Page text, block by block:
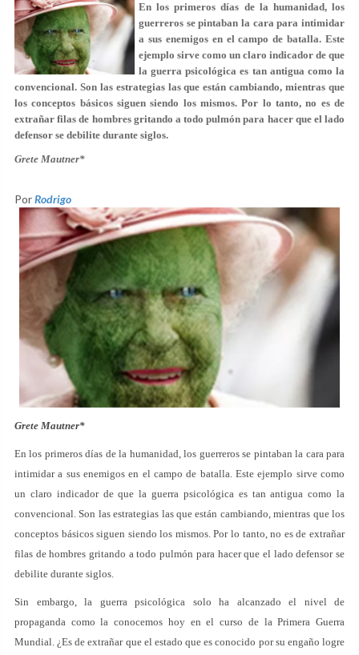
En los primeros días de la humanidad, los
guerreros se pintaban la cara para intimidar
a sus enemigos en el campo de batalla. Este
ejemplo sirve como un claro indicador de que
la guerra psicológica es tan antigua como la
convencional. Son las estrategias las que están cambiando, mientras que
los conceptos básicos siguen siendo los mismos. Por lo tanto, no es de
extrañar filas de hombres gritando a todo pulmón para hacer que el lado
defensor se debilite durante siglos.
Grete Mautner*
PorRodrigo
Grete Mautner*
En los primeros días de la humanidad, los guerreros se pintaban la cara para
intimidar a sus enemigos en el campo de batalla. Este ejemplo sirve como
un claro indicador de que la guerra psicológica es tan antigua como la
convencional. Son las estrategias las que están cambiando, mientras que los
conceptos básicos siguen siendo los mismos. Por lo tanto, no es de extrañar
filas de hombres gritando a todo pulmón para hacer que el lado defensor se
debilite durante siglos.
Sin embargo, la guerra psicológica solo ha alcanzado el nivel de
propaganda como la conocemos hoy en el curso de la Primera Guerra
Mundial. ¿Es de extrañar que el estado que es conocido por su engaño logre